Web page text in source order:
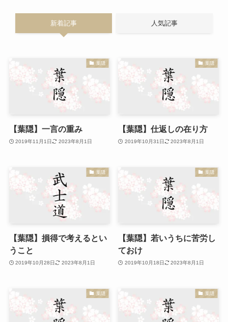
新着記事 人気記事
葉隠
【葉隠】一言の重み
2019年11月1日 2023年8月1日
葉隠
【葉隠】仕返しの在り方
2019年10月31日 2023年8月1日
葉隠
【葉隠】損得で考えるとい
うこと
2019年10月28日 2023年8月1日
葉隠
【葉隠】若いうちに苦労し
ておけ
2019年10月18日 2023年8月1日
葉隠 葉隠